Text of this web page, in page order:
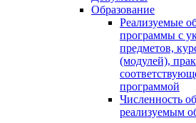
Образование
Реализуемые
программы с
предметов,
(модулей),
программой
Численность
реализуемым